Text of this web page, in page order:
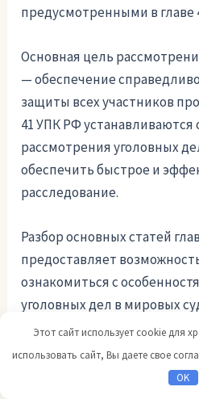
предусмотренными в главе
Основная цель
— обеспечение
защиты всех участников
41 УПК РФ устанавливаются
рассмотрения уголовных
обеспечить быстрое и
расследование.
Разбор основных статей
предоставляет
ознакомиться с
уголовных дел в мировых
информацию о порядке и
рассмотрения подобных
Этот сайт использует cookie для
использовать сайт, Вы даете свое
OK